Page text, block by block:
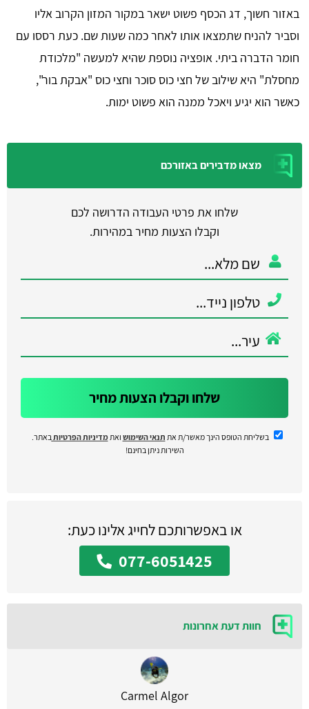
באזור חשוך, דג הכסף פשוט ישאר במקור המזון הקרוב אליו
וסביר להניח שתמצאו אותו לאחר כמה שעות שם. כעת רססו עם
חומר הדברה ביתי. אופציה נוספת שהיא למעשה "מלכודת
מחסלת" היא שילוב של חצי כוס סוכר וחצי כוס "אבקת בור",
כאשר הוא יגיע ויאכל ממנה הוא פשוט ימות.
מצאו מדבירים באזורכם
שלחו את פרטי העבודה הדרושה לכם
וקבלו הצעות מחיר במהירות.
שלחו וקבלו הצעות מחיר
בשליחת הטופס הינך מאשר/ת את תנאי השימוש ואתמדיניות הפרטיות באתר.
השירות ניתן בחינם!
או באפשרותכם לחייג אלינו כעת:
077-6051425
חוות דעת אחרונות
Carmel Algor